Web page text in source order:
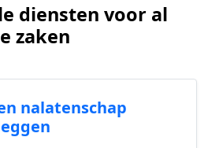
diensten voor al
zaken
nalatenschap